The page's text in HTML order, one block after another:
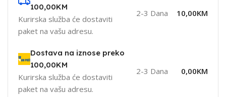
100,00KM
Kurirska služba će dostaviti
paket na vašu adresu.
2-3 Dana 10,00KM
Dostava na iznose preko
100,00KM
Kurirska služba će dostaviti
paket na vašu adresu.
2-3 Dana 0,00KM